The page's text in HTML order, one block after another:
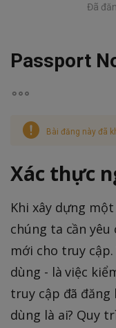
Đã
Passport
Bài đăng này đã
Xác thực
Khi xây dựng
chúng ta cần
mới cho truy
dùng - là việc
truy cập đã đăng
dùng là ai? Quy